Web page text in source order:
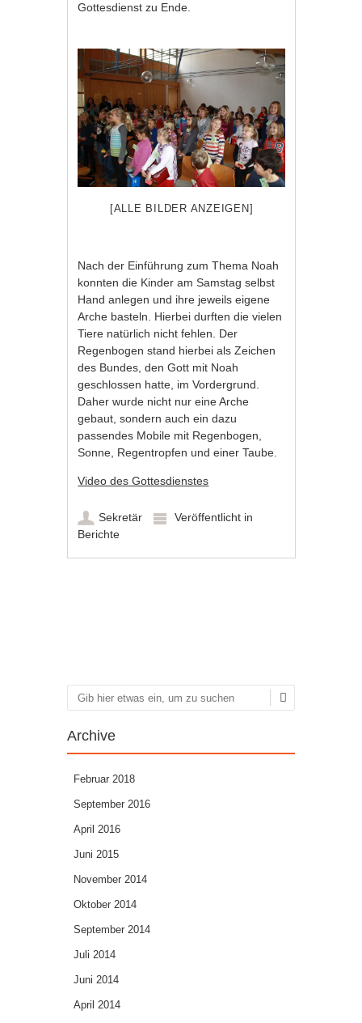
Gottesdienst zu Ende.
[ALLE BILDER ANZEIGEN]
Nach der Einführung zum Thema Noah
konnten die Kinder am Samstag selbst
Hand anlegen und ihre jeweils eigene
Arche basteln. Hierbei durften die vielen
Tiere natürlich nicht fehlen. Der
Regenbogen stand hierbei als Zeichen
des Bundes, den Gott mit Noah
geschlossen hatte, im Vordergrund.
Daher wurde nicht nur eine Arche
gebaut, sondern auch ein dazu
passendes Mobile mit Regenbogen,
Sonne, Regentropfen und einer Taube.
Video des Gottesdienstes
Sekretär
Veröffentlicht in
Berichte
Suchen
Archive
Februar 2018
September 2016
April 2016
Juni 2015
November 2014
Oktober 2014
September 2014
Juli 2014
Juni 2014
April 2014